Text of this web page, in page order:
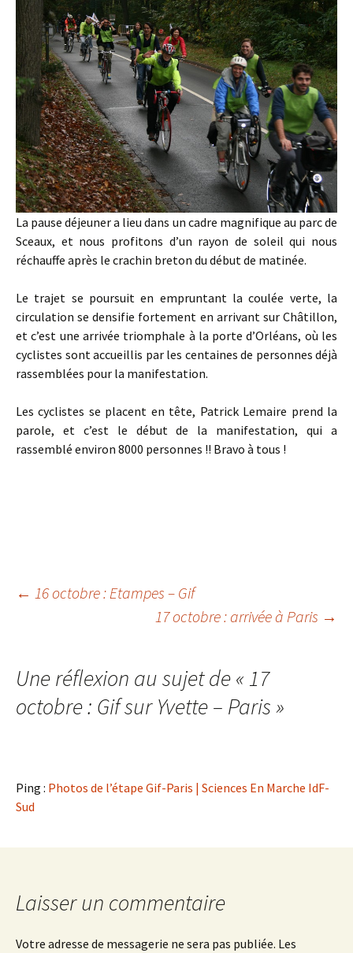
La pause déjeuner a lieu dans un cadre magnifique au parc de
Sceaux, et nous profitons d’un rayon de soleil qui nous
réchauffe après le crachin breton du début de matinée.
Le trajet se poursuit en empruntant la coulée verte, la
circulation se densifie fortement en arrivant sur Châtillon,
et c’est une arrivée triomphale à la porte d’Orléans, où les
cyclistes sont accueillis par les centaines de personnes déjà
rassemblées pour la manifestation.
Les cyclistes se placent en tête, Patrick Lemaire prend la
parole, et c’est le début de la manifestation, qui a
rassemblé environ 8000 personnes !! Bravo à tous !
Navigation des articles
← 16 octobre : Etampes – Gif
17 octobre : arrivée à Paris →
Une réflexion au sujet de « 17
octobre : Gif sur Yvette – Paris»
Ping : Photos de l’étape Gif-Paris | Sciences En Marche IdF-
Sud
Laisser un commentaire
Votre adresse de messagerie ne sera pas publiée. Les